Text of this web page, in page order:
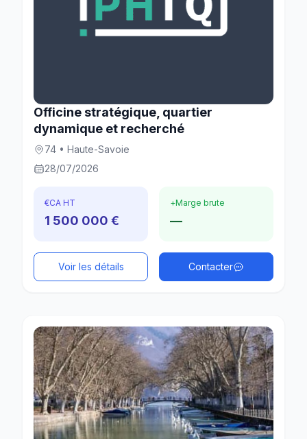
Officine stratégique, quartier
dynamique et recherché
74 • Haute-Savoie
28/07/2026
€CA HT
1 500 000 €
+Marge brute
—
Voir les détails Contacter